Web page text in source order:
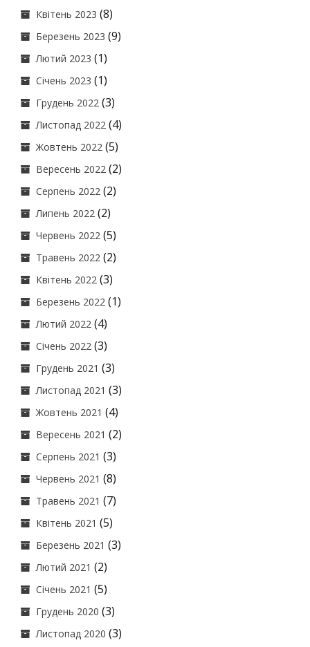
Квітень 2023 (8)
Березень 2023 (9)
Лютий 2023 (1)
Січень 2023 (1)
Грудень 2022 (3)
Листопад 2022 (4)
Жовтень 2022 (5)
Вересень 2022 (2)
Серпень 2022 (2)
Липень 2022 (2)
Червень 2022 (5)
Травень 2022 (2)
Квітень 2022 (3)
Березень 2022 (1)
Лютий 2022 (4)
Січень 2022 (3)
Грудень 2021 (3)
Листопад 2021 (3)
Жовтень 2021 (4)
Вересень 2021 (2)
Серпень 2021 (3)
Червень 2021 (8)
Травень 2021 (7)
Квітень 2021 (5)
Березень 2021 (3)
Лютий 2021 (2)
Січень 2021 (5)
Грудень 2020 (3)
Листопад 2020 (3)